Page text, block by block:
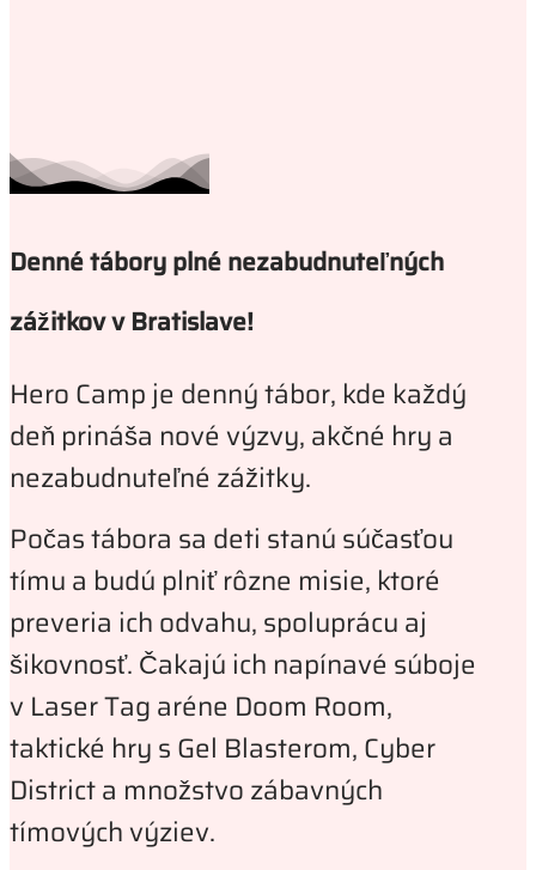
Denné tábory plné nezabudnuteľných
zážitkov v Bratislave!
Hero Camp je denný tábor, kde každý
deň prináša nové výzvy, akčné hry a
nezabudnuteľné zážitky.
Počas tábora sa deti stanú súčasťou
tímu a budú plniť rôzne misie, ktoré
preveria ich odvahu, spoluprácu aj
šikovnosť. Čakajú ich napínavé súboje
v Laser Tag aréne Doom Room,
taktické hry s Gel Blasterom, Cyber
District a množstvo zábavných
tímových výziev.